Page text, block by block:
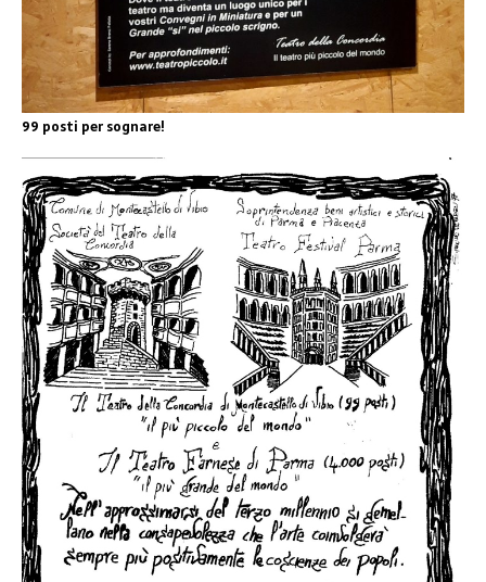
99 posti per sognare!